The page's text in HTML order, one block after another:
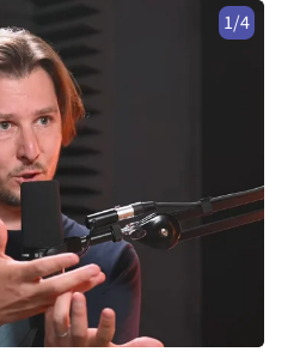
1/4